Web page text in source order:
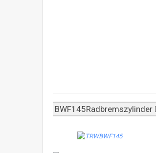
BWF145Radbremszylinder